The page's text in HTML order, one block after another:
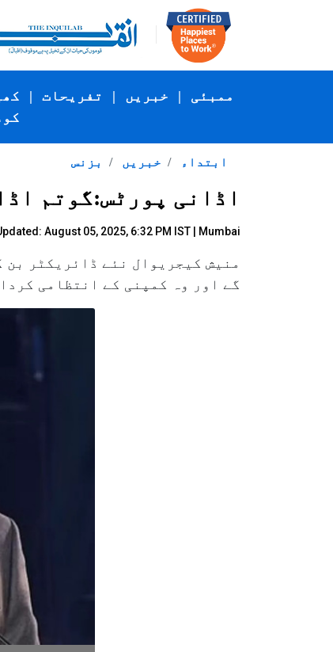
| تفریحات | خبریں | ممبئی
بزنس خبریں ابتداء
اڈانی پورٹس:گوتم
August 05, 2025, 6:32 PM IST | Mumbai
منیش کیجریوال نئے ڈائریکٹر
گے اور وہ کمپنی کے انتظامی